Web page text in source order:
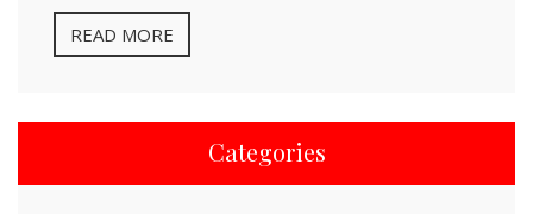
READ MORE
Categories